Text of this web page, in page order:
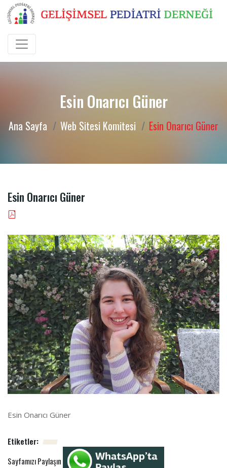
Esin Onarıcı Güner
Ana Sayfa Web Sitesi Komitesi Esin Onarıcı Güner
Esin Onarıcı Güner
Esin Onarıcı Güner
Etiketler:
Sayfamızı Paylaşın